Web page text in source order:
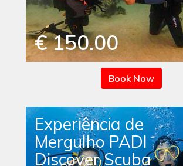
€ 150.00
Book Now
Experiência de
Mergulho PADI
Discover Scuba